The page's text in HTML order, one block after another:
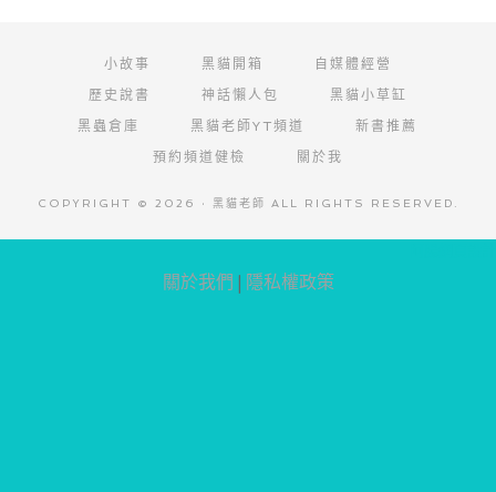
小故事 黑貓開箱
自媒體經營
歷史說書
神話懶人包
黑貓小草缸
黑蟲倉庫
黑貓老師YT頻道
新書推薦
預約頻道健檢
關於我
COPYRIGHT © 2026 · 黑貓老師 ALL RIGHTS RESERVED.
關於我們 | 隱私權政策